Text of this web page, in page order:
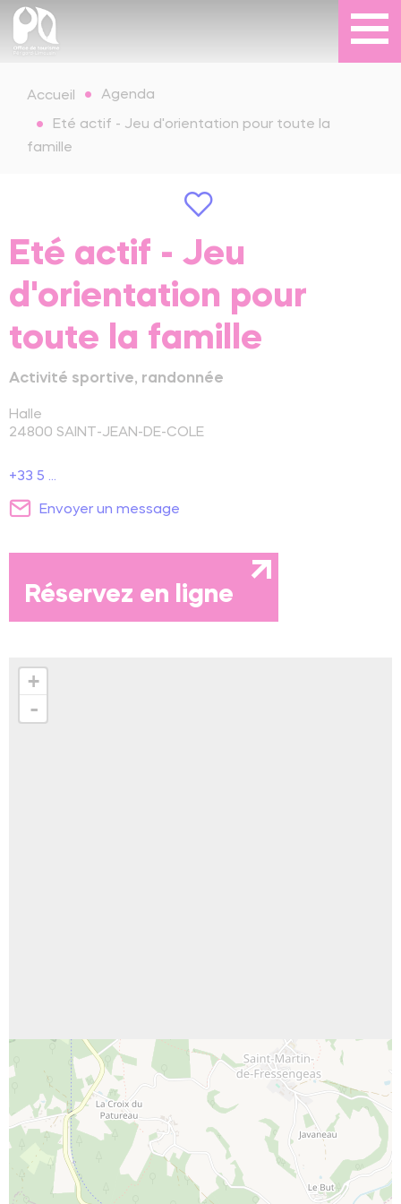
Accueil Agenda
Eté actif - Jeu d'orientation pour toute la
famille
Eté actif - Jeu
d'orientation pour
toute la famille
Activité sportive, randonnée
Halle
24800 SAINT-JEAN-DE-COLE
+33 5 ...
Envoyer un message
Réservez en ligne
+
-